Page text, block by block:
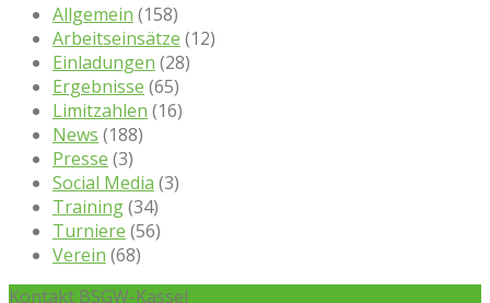
Allgemein (158)
Arbeitseinsätze (12)
Einladungen (28)
Ergebnisse (65)
Limitzahlen (16)
News (188)
Presse (3)
Social Media (3)
Training(34)
Turniere (56)
Verein (68)
Kontakt BSGW-Kassel